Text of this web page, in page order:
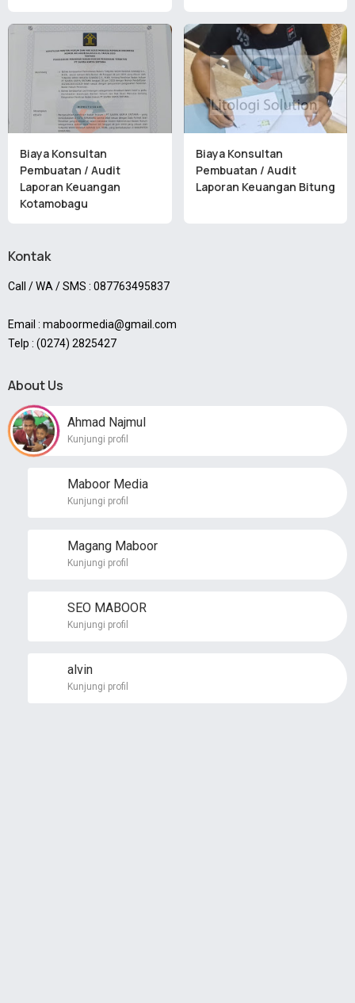
Biaya Konsultan
Pembuatan / Audit
Laporan Keuangan
Kotamobagu
Biaya Konsultan
Pembuatan / Audit
Laporan Keuangan Bitung
Kontak
Call / WA / SMS : 087763495837
Email : maboormedia@gmail.com
Telp : (0274) 2825427
About Us
Ahmad Najmul
Kunjungi profil
Maboor Media
Kunjungi profil
Magang Maboor
Kunjungi profil
SEO MABOOR
Kunjungi profil
alvin
Kunjungi profil